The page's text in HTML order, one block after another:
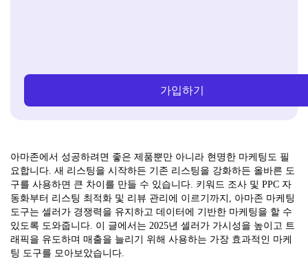
가입하기
아마존에서 성공하려면 좋은 제품뿐만 아니라 현명한 마케팅도 필
요합니다. 새 리스팅을 시작하든 기존 리스팅을 강화하든 올바른 도
구를 사용하면 큰 차이를 만들 수 있습니다. 키워드 조사 및 PPC 자
동화부터 리스팅 최적화 및 리뷰 관리에 이르기까지, 아마존 마케팅
도구는 셀러가 경쟁력을 유지하고 데이터에 기반한 마케팅을 할 수
있도록 도와줍니다. 이 글에서는 2025년 셀러가 가시성을 높이고 트
래픽을 유도하며 매출을 늘리기 위해 사용하는 가장 효과적인 마케
팅 도구를 모아보았습니다.